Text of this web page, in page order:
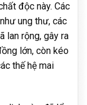
độc này. Các
ung thư, các
lan rộng, gây ra
lớn, còn kéo
thế hệ mai